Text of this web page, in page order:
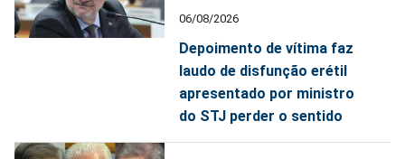
06/08/2026
Depoimento de vítima faz
laudo de disfunção erétil
apresentado por ministro
do STJ perder o sentido